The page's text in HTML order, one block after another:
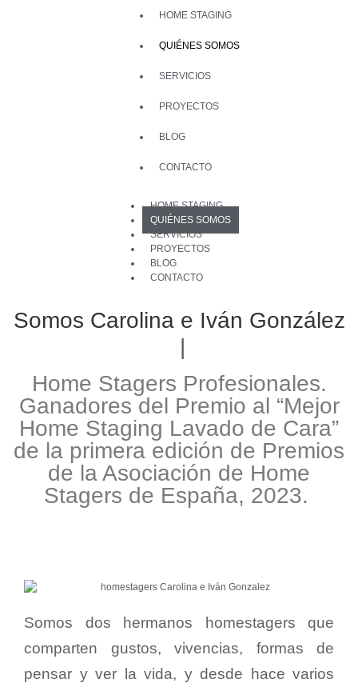
HOME STAGING
QUIÉNES SOMOS
SERVICIOS
PROYECTOS
BLOG
CONTACTO
HOME STAGING
QUIÉNES SOMOS
SERVICIOS
PROYECTOS
BLOG
CONTACTO
Somos Carolina e Iván González
|
Home Stagers Profesionales.
Ganadores del Premio al “Mejor
Home Staging Lavado de Cara”
de la primera edición de Premios
de la Asociación de Home
Stagers de España, 2023.
Somos dos hermanos homestagers que
comparten gustos, vivencias, formas de
pensar y ver la vida, y desde hace varios